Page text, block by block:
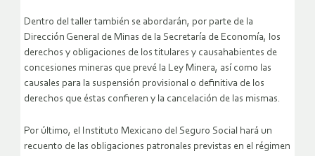
Dentro del taller también se abordarán, por parte de la
Dirección General de Minas de la Secretaría de Economía, los
derechos y obligaciones de los titulares y causahabientes de
concesiones mineras que prevé la Ley Minera, así como las
causales para la suspensión provisional o definitiva de los
derechos que éstas confieren y la cancelación de las mismas.
Por último, el Instituto Mexicano del Seguro Social hará un
recuento de las obligaciones patronales previstas en el régimen